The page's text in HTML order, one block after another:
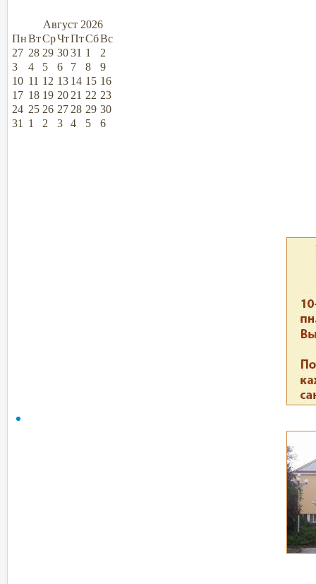
Август 2026
ПнВтСрЧтПтСбВс
27 28 29 3031 1
2
3
4 5 6 7 8
9
10 11 12 13 14 15 16
17 18 19 20 21 22 23
24 25 26 27 28 29 30
31
1 2 3 4 5 6